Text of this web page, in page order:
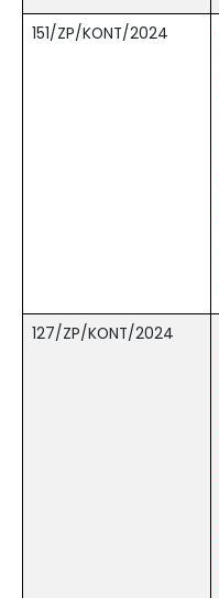
151/ZP/KONT/2024
127/ZP/KONT/2024